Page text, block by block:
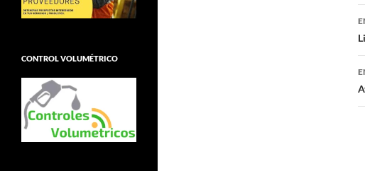
CONTROL VOLUMÉTRICO